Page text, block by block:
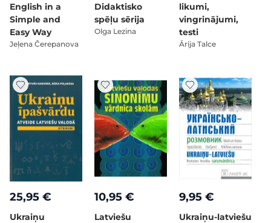
English in a
Simple and
Easy Way
Jeļena Čerepanova
Didaktisko
spēļu sērija
Olga Lezina
likumi,
vingrinājumi,
testi
Ārija Talce
25,95 €
Ukraiņu
10,95 €
Latviešu
9,95 €
Ukraiņu-latviešu